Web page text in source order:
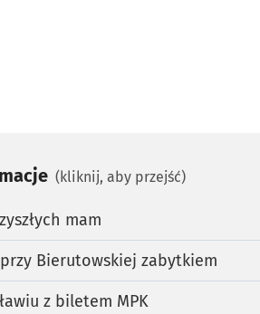
(kliknij, aby przejść)
mam
Bierutowskiej zabytkiem
z biletem MPK